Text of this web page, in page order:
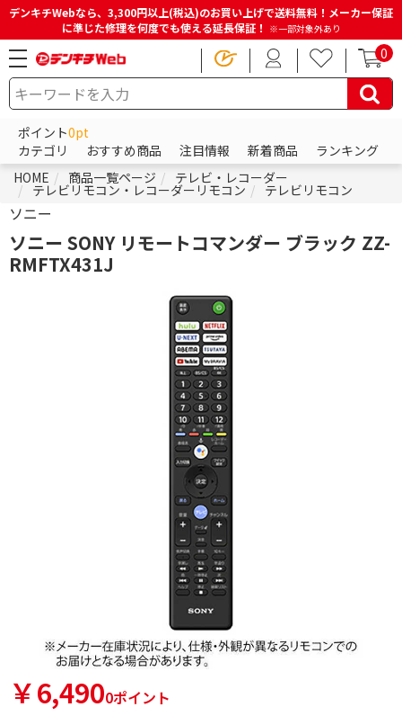
デンキチWebなら、3,300円以上(税込)のお買い上げで送料無料！メーカー保証
に準じた修理を何度でも使える延長保証！ ※一部対象外あり
0
ポイント0pt
カテゴリ
おすすめ商品 注目情報 新着商品
ランキング
HOME
商品一覧ページ テレビ・レコーダー
テレビリモコン・レコーダーリモコン テレビリモコン
ソニー
ソニー SONY リモートコマンダー ブラック ZZ-
RMFTX431J
￥6,4900ポイント